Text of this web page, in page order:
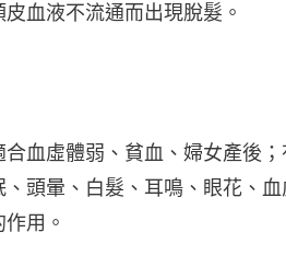
血液不流通而出現脫髮。
血虛體弱、貧血、婦女產後；
頭暈、白髮、耳鳴、眼花、血
用。